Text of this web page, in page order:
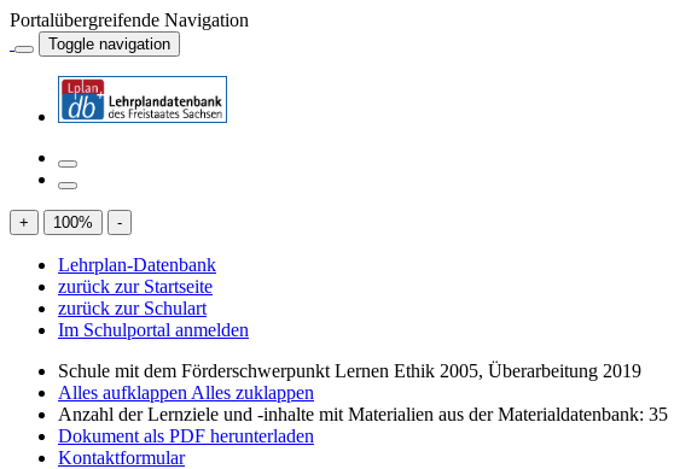
Portalübergreifende Navigation
Toggle navigation
+ 100% -
Lehrplan-Datenbank
zurück zur Startseite
zurück zur Schulart
Im Schulportal anmelden
Schule mit dem Förderschwerpunkt Lernen Ethik 2005, Überarbeitung 2019
Alles aufklappen Alles zuklappen
Anzahl der Lernziele und -inhalte mit Materialien aus der Materialdatenbank: 35
Dokument als PDF herunterladen
Kontaktformular